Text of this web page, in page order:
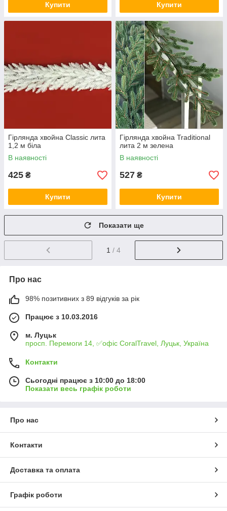
Купити Купити
Гірлянда хвойна Classic лита
1,2 м біла
В наявності
425 ₴
Купити
Гірлянда хвойна Traditional
лита 2 м зелена
В наявності
527 ₴
Купити
Показати ще
1 / 4
Про нас
98% позитивних з 89 відгуків за рік
Працює з 10.03.2016
м. Луцьк
просп. Перемоги 14, ✅офіс CoralTravel, Луцьк, Україна
Контакти
Сьогодні працює з 10:00 до 18:00
Показати весь графік роботи
Про нас
Контакти
Доставка та оплата
Графік роботи